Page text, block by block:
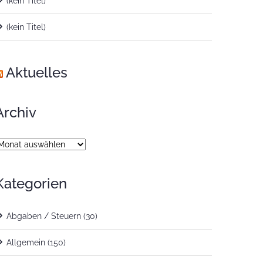
(kein Titel)
Aktuelles
Abgaben / Steuern (30)
Allgemein (150)